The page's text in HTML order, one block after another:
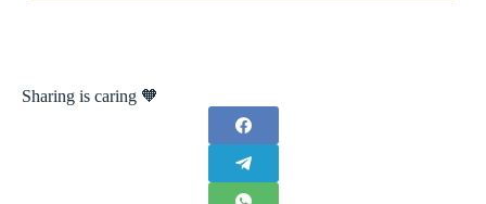
Sharing is caring 🧡